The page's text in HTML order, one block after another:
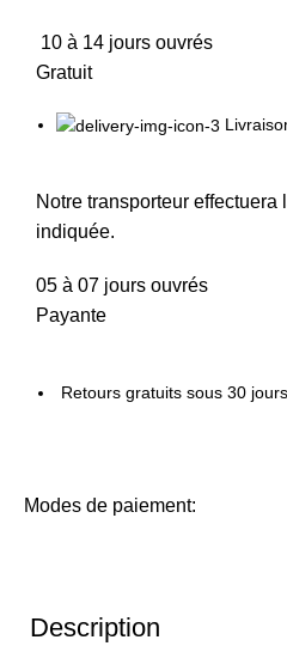
10 à 14 jours ouvrés
Gratuit
Notre transporteur
indiquée.
05 à 07 jours ouvrés
Payante
Retours gratuits sous 30 jours
Modes de paiement:
Description